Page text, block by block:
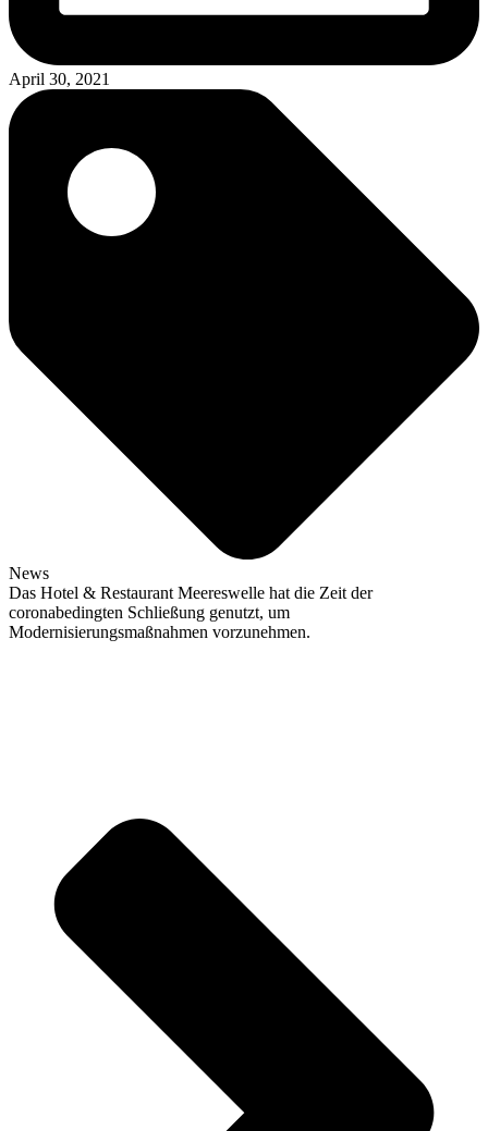
April 30, 2021
News
Das Hotel & Restaurant Meereswelle hat die Zeit der
coronabedingten Schließung genutzt, um
Modernisierungsmaßnahmen vorzunehmen.